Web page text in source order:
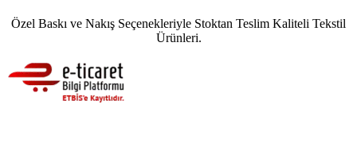
Özel Baskı ve Nakış Seçenekleriyle Stoktan Teslim Kaliteli Tekstil
Ürünleri.